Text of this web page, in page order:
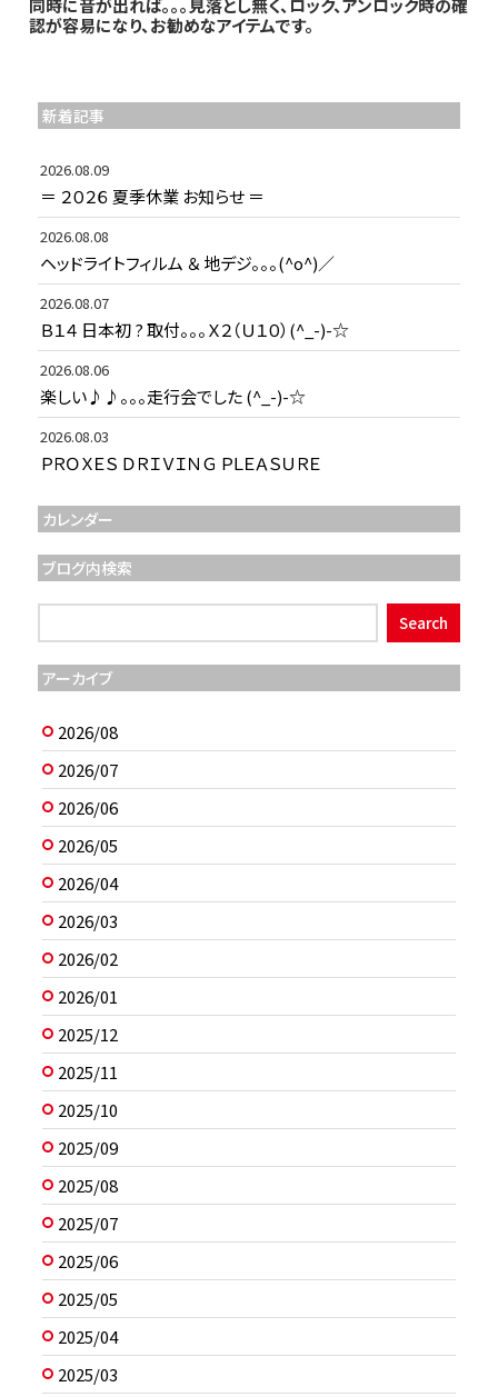
同時に音が出れば｡｡｡見落とし無く、ロック、アンロック時の確
認が容易になり、お勧めなアイテムです。
新着記事
2026.08.09
＝ ２０２６ 夏季休業 お知らせ ＝
2026.08.08
ヘッドライトフィルム ＆ 地デジ。。。(^o^)／
2026.08.07
Ｂ１４ 日本初 ? 取付。。。Ｘ２（Ｕ１０）(^_-)-☆
2026.08.06
楽しい♪♪。。。走行会でした (^_-)-☆
2026.08.03
ＰＲＯＸＥＳ ＤＲＩＶＩＮＧ ＰＬＥＡＳＵＲＥ
カレンダー
ブログ内検索
アーカイブ
2026/08
2026/07
2026/06
2026/05
2026/04
2026/03
2026/02
2026/01
2025/12
2025/11
2025/10
2025/09
2025/08
2025/07
2025/06
2025/05
2025/04
2025/03